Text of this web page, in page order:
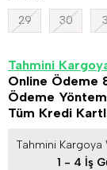
29 30
Tahmini
Online Ödeme
Ödeme
Tüm Kredi
Tahmini Kargoya
1 - 4 İş